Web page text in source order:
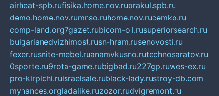
airheat-spb.rufisika.home.nov.ruorakul.spb.ru
demo.home.nov.rumnso.ruhome.nov.rucemko.ru
comp-land.org7gazet.rubicom-oil.rusuperiorsearch.ru
bulgarianedvizhimost.rusn-hram.rusenovosti.ru
fexer.rusnite-mebel.ruanamvkusno.rutechnosaratov.ru
0sporte.ru9rota-game.rubigbad.ru227gp.ruwes-ex.ru
pro-kirpichi.ruisraelsale.rublack-lady.rustroy-db.com
mynances.orgladalike.ruzozor.rudvigremont.ru